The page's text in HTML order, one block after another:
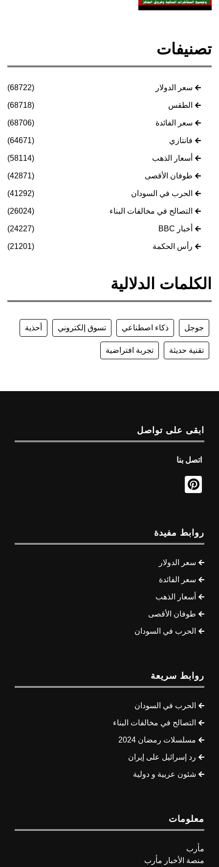
تصنيفات
سعر الدولار (68722)
الطقس (68718)
سعر الفائدة (68706)
فانتازي (64671)
أسعار الذهب (58114)
طوفان الأقصى (42871)
الحرب في السودان (41292)
التصالح في مخالفات البناء (26024)
أخبار BBC (24227)
رأس الحكمة (21201)
الكلمات الدلالية
جوجل ذكاء اصطناعي تسوق إلكتروني أحذية
تقنية حديثة تجربة افتراضية
ابقى على تواصل
اتصل بنا
روابط مفيدة
سعر الدولار
سعر الفائدة
أسعار الذهب
طوفان الأقصى
الحرب في السودان
روابط سريعة
الحرب في السودان
التصالح في مخالفات البناء
مسلسلات رمضان 2024
رد إسرائيل على إيران
شئون عربية و دولية
معلومات
مأرب
منصة الأخبار مأرب